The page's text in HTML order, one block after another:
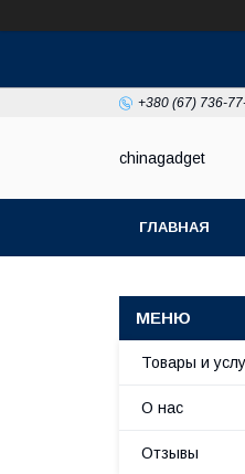
+380 (67) 736-
chinagadget
ГЛАВНАЯ
Товары и
О нас
Отзывы